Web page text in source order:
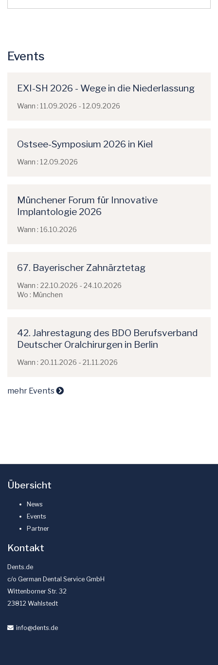
Events
EXI-SH 2026 - Wege in die Niederlassung
Wann : 11.09.2026 - 12.09.2026
Ostsee-Symposium 2026 in Kiel
Wann : 12.09.2026
Münchener Forum für Innovative
Implantologie 2026
Wann : 16.10.2026
67. Bayerischer Zahnärztetag
Wann : 22.10.2026 - 24.10.2026
Wo : München
42. Jahrestagung des BDO Berufsverband
Deutscher Oralchirurgen in Berlin
Wann : 20.11.2026 - 21.11.2026
mehr Events
Übersicht
News
Events
Partner
Kontakt
Dents.de
c/o German Dental Service GmbH
Wittenborner Str. 32
23812 Wahlstedt
info@dents.de